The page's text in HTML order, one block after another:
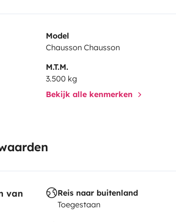
Model
Chausson Chausson
M.T.M.
3.500 kg
Bekijk alle kenmerken
van
Reis naar buitenland
Toegestaan